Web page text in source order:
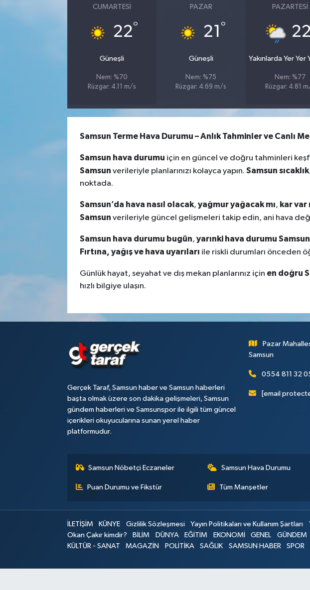
CUMARTESI
22°
Güneşli
Nem: %70
Rüzgar: 4.11 m/s
PAZAR
21 °
Güneşli
Nem: %75
Rüzgar: 4.69 m/s
PAZARTESI
22
Yakınlarda Yer Yer
Nem: %77
Rüzgar: 4.81
Samsun Terme Hava Durumu – Anlık Tahminler ve Canlı
Samsun hava durumu için en güncel ve doğru tahminleri
Samsun verileriyle planlarınızı kolayca yapın.Samsun sıcaklık
noktada.
Samsun’da hava nasıl olacak,yağmur yağacak mı, kar var
Samsun verileriyle güncel gelişmeleri takip edin, ani hava
Samsun hava durumu bugün,yarınki hava durumu Samsun
Fırtına, yağış ve hava uyarıları ile riskli durumları önceden
Günlük hayat, seyahat ve dış mekan planlarınız için en doğru
hızlı bilgiye ulaşın.
Gerçek Taraf, Samsun haber ve Samsun haberleri
başta olmak üzere son dakika gelişmeleri, Samsun
gündem haberleri ve Samsunspor ile ilgili tüm güncel
içerikleri okuyucularına sunan yerel haber
platformudur.
Pazar
Samsun
0554 811 32
[email
Samsun Nöbetçi Eczaneler Samsun Hava Durumu
Puan Durumu ve Fikstür Tüm Manşetler
İLETİŞİM KÜNYE Gizlilik Sözleşmesi Yayın Politikaları ve Kullanım Şartları
Okan Çakır kimdir?
BİLİM DÜNYA EĞİTİM EKONOMİ GENEL GÜNDEM
KÜLTÜR - SANAT
MAGAZİN POLİTİKA SAĞLIK SAMSUN HABER SPOR